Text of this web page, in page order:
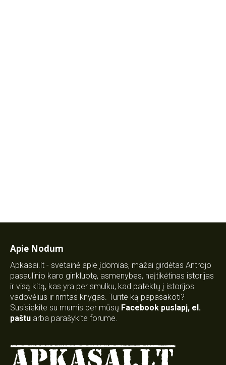
Apie Nodum
Apkasai.lt - svetainė apie įdomias, mažai girdėtas Antrojo
pasaulinio karo ginkluotę, asmenybes, neįtikėtinas istorijas
ir visą kitą, kas yra per smulku, kad patektų į istorijos
vadovėlius ir rimtas knygas. Turite ką papasakoti?
Susisiekite su mumis per mūsų Facebook puslapį, el.
paštu arba parašykite forume.